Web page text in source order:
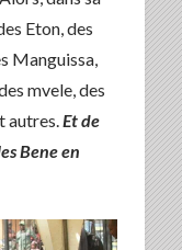
Eton, des
Manguissa,
mvele, des
autres.Et de
Bene en